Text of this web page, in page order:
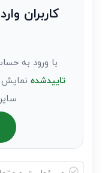
کاربران
با ورود به
تاییدشده نمایش